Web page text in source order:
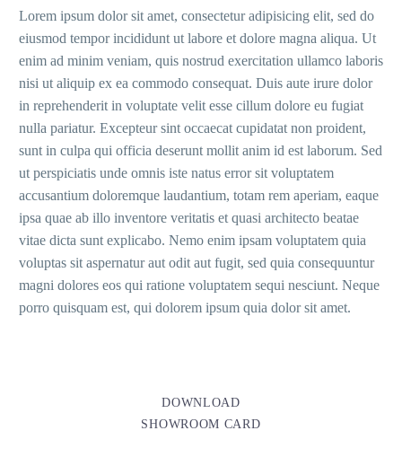
Lorem ipsum dolor sit amet, consectetur adipisicing elit, sed do
eiusmod tempor incididunt ut labore et dolore magna aliqua. Ut
enim ad minim veniam, quis nostrud exercitation ullamco laboris
nisi ut aliquip ex ea commodo consequat. Duis aute irure dolor
in reprehenderit in voluptate velit esse cillum dolore eu fugiat
nulla pariatur. Excepteur sint occaecat cupidatat non proident,
sunt in culpa qui officia deserunt mollit anim id est laborum. Sed
ut perspiciatis unde omnis iste natus error sit voluptatem
accusantium doloremque laudantium, totam rem aperiam, eaque
ipsa quae ab illo inventore veritatis et quasi architecto beatae
vitae dicta sunt explicabo. Nemo enim ipsam voluptatem quia
voluptas sit aspernatur aut odit aut fugit, sed quia consequuntur
magni dolores eos qui ratione voluptatem sequi nesciunt. Neque
porro quisquam est, qui dolorem ipsum quia dolor sit amet.
DOWNLOAD
SHOWROOM CARD